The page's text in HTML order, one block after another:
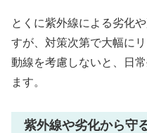
とくに紫外線による劣化
すが、対策次第で大幅に
動線を考慮しないと、日
ます。
紫外線や劣化から守